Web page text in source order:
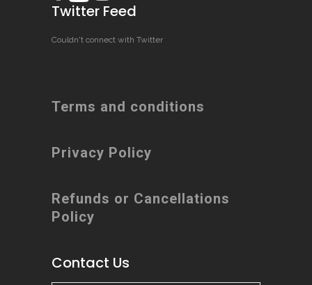
Twitter Feed
Couldn't connect with Twitter
Terms and conditions
Privacy Policy
Refunds or Cancellations
Policy
Contact Us